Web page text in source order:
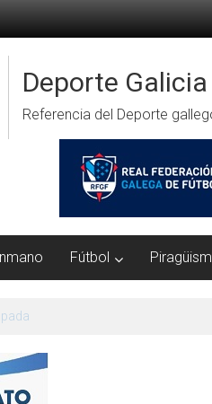
Deporte Galicia
Referencia del Deporte
Fútbol